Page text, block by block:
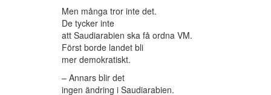
Men många tror inte det.
De tycker inte
att Saudiarabien ska få ordna VM.
Först borde landet bli
mer demokratiskt.
– Annars blir det
ingen ändring i Saudiarabien.